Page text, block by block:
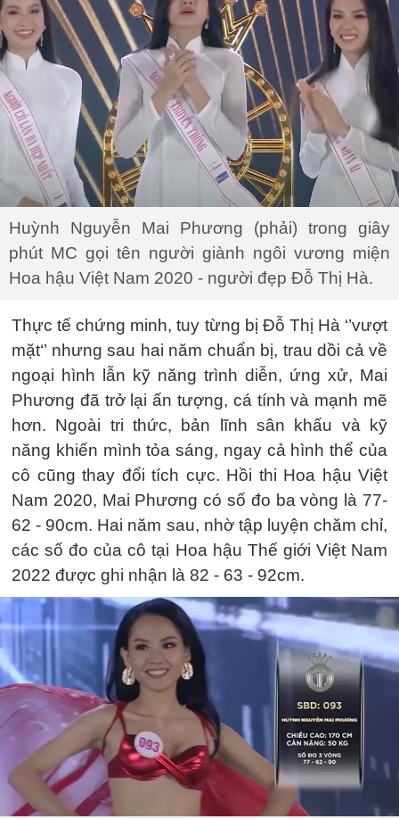
Huỳnh Nguyễn Mai Phương (phải) trong giây
phút MC gọi tên người giành ngôi vương miện
Hoa hậu Việt Nam 2020 - người đẹp Đỗ Thị Hà.
Thực tế chứng minh, tuy từng bị Đỗ Thị Hà ‘’vượt
mặt‘’ nhưng sau hai năm chuẩn bị, trau dồi cả về
ngoại hình lẫn kỹ năng trình diễn, ứng xử, Mai
Phương đã trở lại ấn tượng, cá tính và mạnh mẽ
hơn. Ngoài tri thức, bản lĩnh sân khấu và kỹ
năng khiến mình tỏa sáng, ngay cả hình thể của
cô cũng thay đổi tích cực. Hồi thi Hoa hậu Việt
Nam 2020, Mai Phương có số đo ba vòng là 77-
62 - 90cm. Hai năm sau, nhờ tập luyện chăm chỉ,
các số đo của cô tại Hoa hậu Thế giới Việt Nam
2022 được ghi nhận là 82 - 63 - 92cm.